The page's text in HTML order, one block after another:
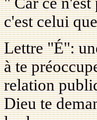
c'est celui
Lettre "É":
à te
relation
Dieu te